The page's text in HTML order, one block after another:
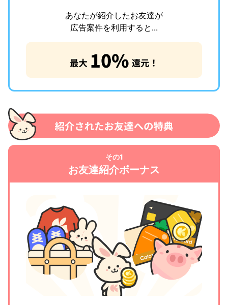
あなたが紹介したお友達が
広告案件を利用すると...
その1
お友達紹介ボーナス